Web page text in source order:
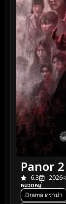
Panor
6.3 2026
หมวดหมู่
Drama ดราม่า